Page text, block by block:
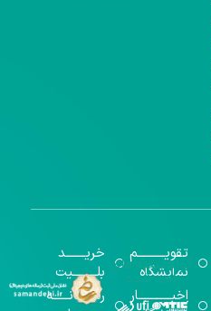
تقویــــــــــم
نمایشگاه
اخبــــــــــــار
خریـــــــد
بلـــــــــیت
رســـــانــــــه
گواهینامه‌های
اخذ شده